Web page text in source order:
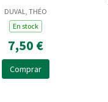
DUVAL, THÉO
En stock
7,50 €
Comprar